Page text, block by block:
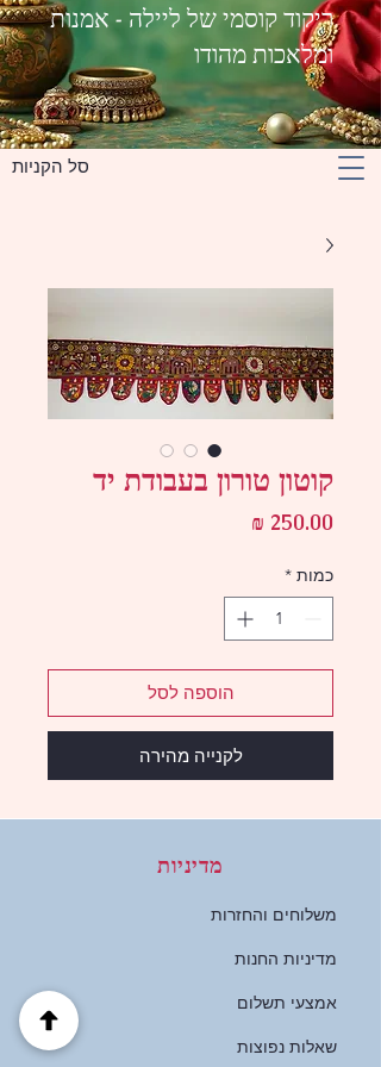
ריקוד קוסמי של ליילה - אמנות
ומלאכות מהודו
סל הקניות
קוטון טורון בעבודת יד
כמות *
הוספה לסל
לקנייה מהירה
מדיניות
משלוחים והחזרות
מדיניות החנות
אמצעי תשלום
שאלות נפוצות